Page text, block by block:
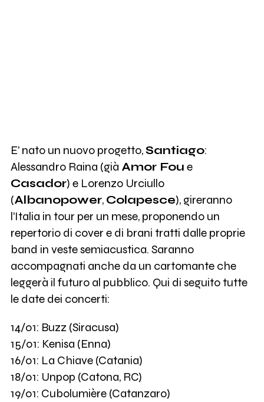
E' nato un nuovo progetto,Santiago:
Alessandro Raina (già Amor Fou e
Casador) e Lorenzo Urciullo
(Albanopower, Colapesce), gireranno
l'Italia in tour per un mese, proponendo un
repertorio di cover e di brani tratti dalle proprie
band in veste semiacustica. Saranno
accompagnati anche da un cartomante che
leggerà il futuro al pubblico. Qui di seguito tutte
le date dei concerti:
14/01: Buzz (Siracusa)
15/01: Kenisa (Enna)
16/01: La Chiave (Catania)
18/01: Unpop (Catona, RC)
19/01: Cubolumière (Catanzaro)